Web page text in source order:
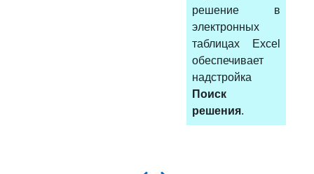
решение в
электронных
таблицах Excel
обеспечивает
надстройка
Поиск
решения.